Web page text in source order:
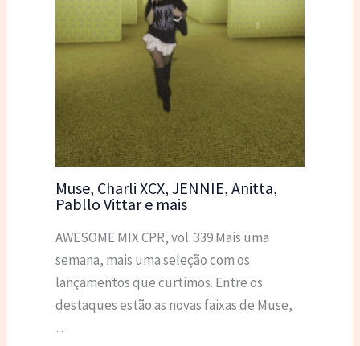
Muse, Charli XCX, JENNIE, Anitta,
Pabllo Vittar e mais
AWESOME MIX CPR, vol. 339 Mais uma
semana, mais uma seleção com os
lançamentos que curtimos. Entre os
destaques estão as novas faixas de Muse,
…